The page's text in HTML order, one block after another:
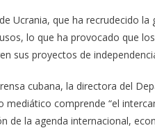
Ucrania, que ha recrudecido
lo que ha provocado que
sus proyectos de
cubana, la directora del
mediático comprende “el
de la agenda internacional,